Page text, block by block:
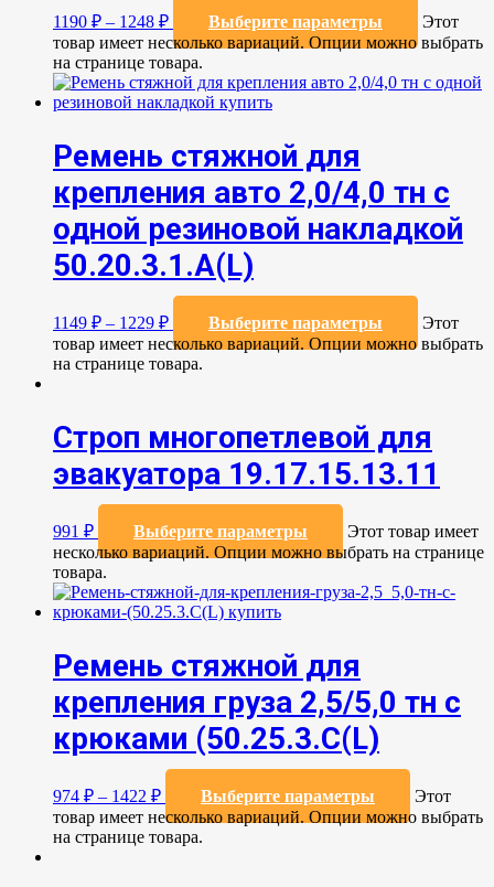
1190 ₽ – 1248 ₽ Выберите параметры
Этот
товар имеет несколько вариаций. Опции можно выбрать
на странице товара.
Ремень стяжной для
крепления авто 2,0/4,0 тн с
одной резиновой накладкой
50.20.3.1.А(L)
1149 ₽ – 1229 ₽ Выберите параметры
Этот
товар имеет несколько вариаций. Опции можно выбрать
на странице товара.
Строп многопетлевой для
эвакуатора 19.17.15.13.11
991 ₽ Выберите параметры
Этот товар имеет
несколько вариаций. Опции можно выбрать на странице
товара.
Ремень стяжной для
крепления груза 2,5/5,0 тн с
крюками (50.25.3.C(L)
974 ₽ – 1422 ₽ Выберите параметры
Этот
товар имеет несколько вариаций. Опции можно выбрать
на странице товара.